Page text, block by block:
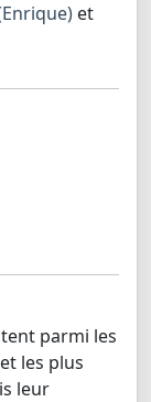
et
parmi les
les plus
leur